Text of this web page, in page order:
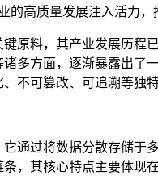
高质量发展注入活力，
原料，其产业发展历程
多方面，逐渐暴露出
不可篡改、可追溯等独
通过将数据分散存储
，其核心特点主要体现